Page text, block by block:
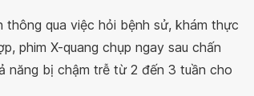
qua việc hỏi bệnh sử, khám thực
phim X-quang chụp ngay sau chấn
năng bị chậm trễ từ 2 đến 3 tuần cho